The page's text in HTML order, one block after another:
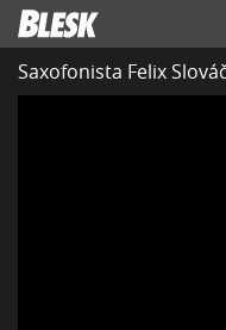
Saxofonista Felix